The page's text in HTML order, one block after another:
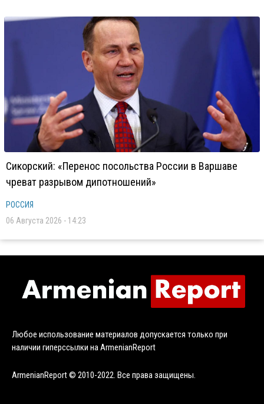
Сикорский: «Перенос посольства России в Варшаве
чреват разрывом дипотношений»
РОССИЯ
06 Августа 2026 - 14:23
Любое использование материалов допускается только при
наличии гиперссылки на ArmenianReport
ArmenianReport © 2010-2022. Все права защищены.